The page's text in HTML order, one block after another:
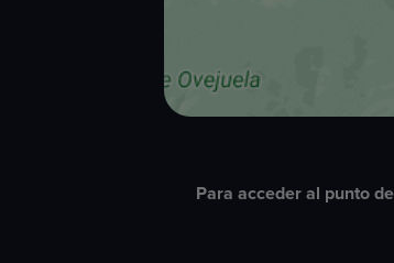
Para acceder al punto